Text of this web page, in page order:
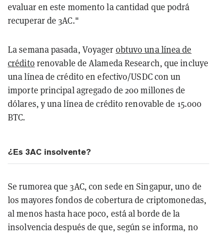
evaluar en este momento la cantidad que podrá
recuperar de 3AC."
La semana pasada, Voyager obtuvo una línea de
crédito renovable de Alameda Research, que incluye
una línea de crédito en efectivo/USDC con un
importe principal agregado de 200 millones de
dólares, y una línea de crédito renovable de 15.000
BTC.
¿Es 3AC insolvente?
Se rumorea que 3AC, con sede en Singapur, uno de
los mayores fondos de cobertura de criptomonedas,
al menos hasta hace poco, está al borde de la
insolvencia después de que, según se informa, no